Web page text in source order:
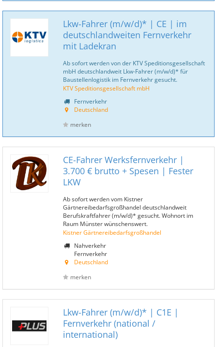
Lkw-Fahrer (m/w/d)* | CE | im
deutschlandweiten Fernverkehr
mit Ladekran
Ab sofort werden von der KTV Speditionsgesellschaft
mbH deutschlandweit Lkw-Fahrer (m/w/d)* für
Baustellenlogistik im Fernverkehr gesucht.
KTV Speditionsgesellschaft mbH
Fernverkehr
Deutschland
merken
CE-Fahrer Werksfernverkehr |
3.700 € brutto + Spesen | Fester
LKW
Ab sofort werden vom Kistner
Gärtnereibedarfsgroßhandel deutschlandweit
Berufskraftfahrer (m/w/d)* gesucht. Wohnort im
Raum Münster wünschenswert.
Kistner Gärtnereibedarfsgroßhandel
Nahverkehr
Fernverkehr
Deutschland
merken
Lkw-Fahrer (m/w/d)* | C1E |
Fernverkehr (national /
international)